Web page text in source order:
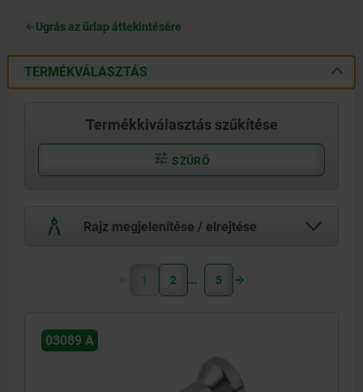
Ugrás az űrlap áttekintésére
TERMÉKVÁLASZTÁS
Termékkiválasztás szűkítése
SZŰRŐ
Rajz megjelenítése / elrejtése
1 2 5
03089 A